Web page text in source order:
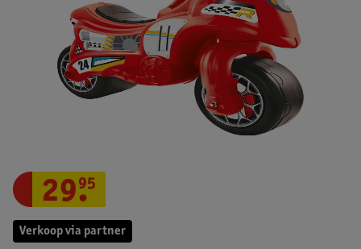
Verkoop via partner
29.
95